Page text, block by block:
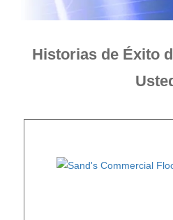
Historias de Éxito